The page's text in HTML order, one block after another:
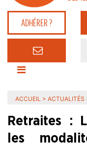
ADHÉRER ?
ACCUEIL > ACTUALITÉS
Retraites :
les